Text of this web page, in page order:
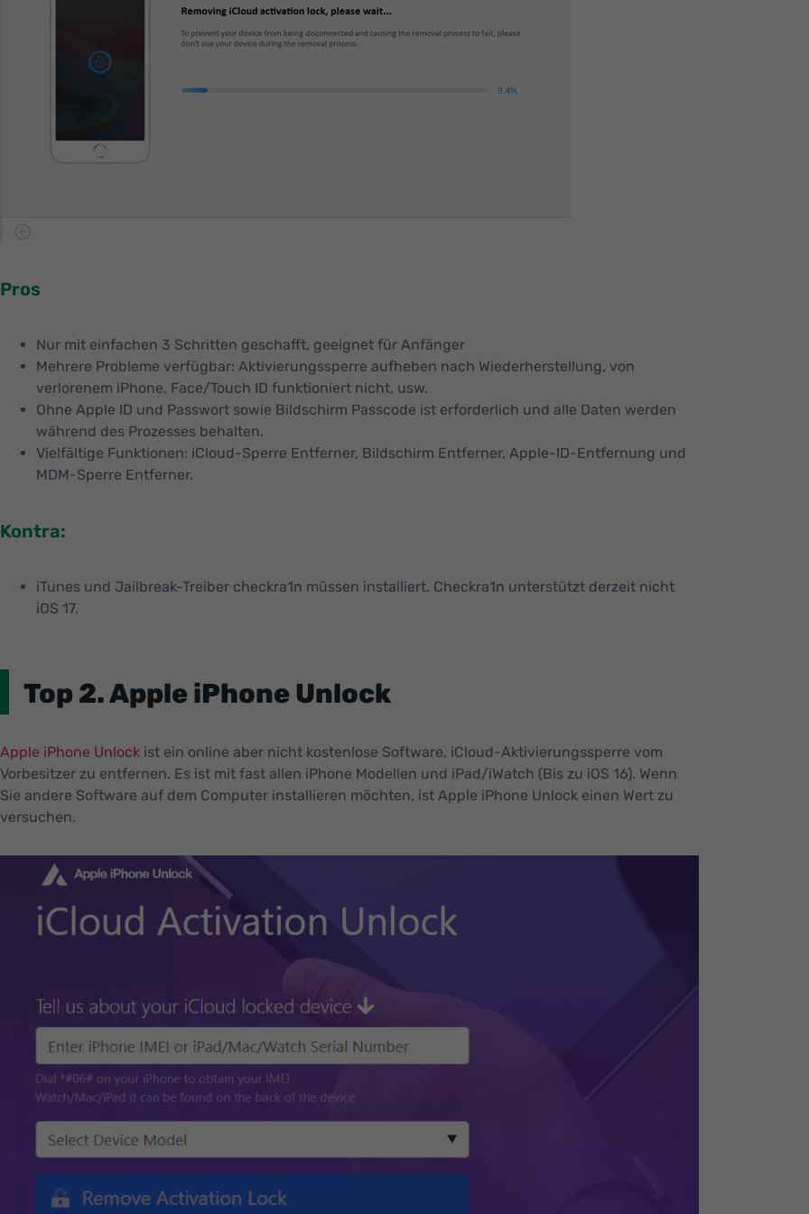
Pros
Nur mit einfachen 3 Schritten geschafft, geeignet für Anfänger
Mehrere Probleme verfügbar: Aktivierungssperre aufheben nach Wiederherstellung, von
verlorenem iPhone, Face/Touch ID funktioniert nicht, usw.
Ohne Apple ID und Passwort sowie Bildschirm Passcode ist erforderlich und alle Daten werden
während des Prozesses behalten.
Vielfältige Funktionen: iCloud-Sperre Entferner, Bildschirm Entferner, Apple-ID-Entfernung und
MDM-Sperre Entferner.
Kontra:
iTunes und Jailbreak-Treiber checkra1n müssen installiert. Checkra1n unterstützt derzeit nicht
iOS 17.
Top 2. Apple iPhone Unlock
Apple iPhone Unlockist ein online aber nicht kostenlose Software, iCloud-Aktivierungssperre vom
Vorbesitzer zu entfernen. Es ist mit fast allen iPhone Modellen und iPad/iWatch (Bis zu iOS 16). Wenn
Sie andere Software auf dem Computer installieren möchten, ist Apple iPhone Unlock einen Wert zu
versuchen.